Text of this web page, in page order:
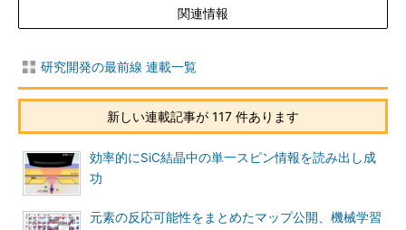
関連情報
研究開発の最前線 連載一覧
新しい連載記事が 117 件あります
効率的にSiC結晶中の単一スピン情報を読み出し成
功
元素の反応可能性をまとめたマップ公開、機械学習